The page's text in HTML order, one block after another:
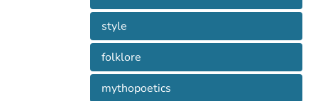
style
folklore
mythopoetics